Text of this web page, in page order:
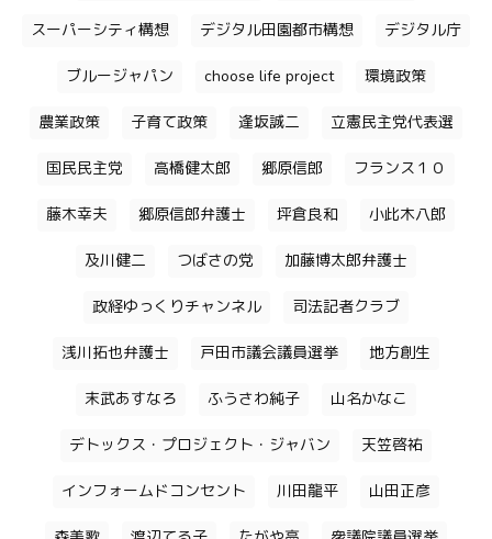
スーパーシティ構想 デジタル田園都市構想 デジタル庁
ブルージャパン choose life project 環境政策
農業政策 子育て政策 逢坂誠二 立憲民主党代表選
国民民主党 高橋健太郎 郷原信郎 フランス１０
藤木幸夫 郷原信郎弁護士 坪倉良和 小此木八郎
及川健二 つばさの党 加藤博太郎弁護士
政経ゆっくりチャンネル 司法記者クラブ
浅川拓也弁護士 戸田市議会議員選挙 地方創生
末武あすなろ ふうさわ純子 山名かなこ
デトックス・プロジェクト・ジャバン 天笠啓祐
インフォームドコンセント 川田龍平 山田正彦